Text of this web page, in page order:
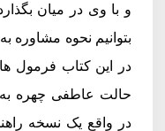
و با وی در میان
بتوانیم نحوه مشاوره
حالت عاطفی چهره
در واقع یک نسخه